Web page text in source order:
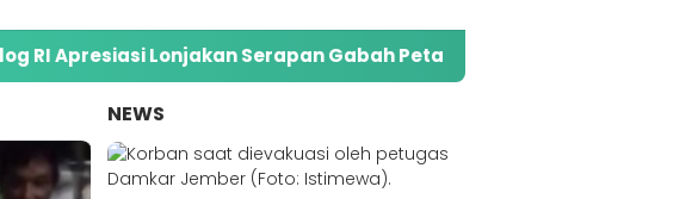
Lonjakan Serapan Gabah Petani di Jember
NEWS